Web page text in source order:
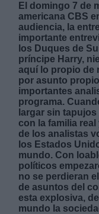
El domingo 7 de
americana CBS
audiencia, la
importante
los Duques de
príncipe Harry,
aquí lo propio de
por asunto
importantes
programa.
largar sin
con la familia
de los analistas
los Estados
mundo. Con
políticos
no se perdieran
de asuntos del
esta explosiva,
mundo la
Legitimación:
Destinatarios:
Derechos:
Información
link